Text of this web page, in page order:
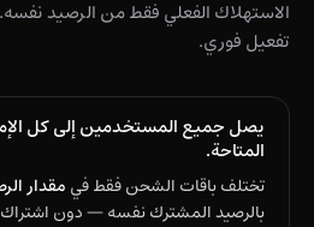
تفعيل فوري.
يصل جميع المستخدمين إلى كل
المتاحة.
تختلف باقات الشحن فقط في مقدار
بالرصيد المشترك نفسه — دون